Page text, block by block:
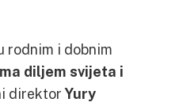
rodnim i dobnim
diljem svijeta i
direktorYury